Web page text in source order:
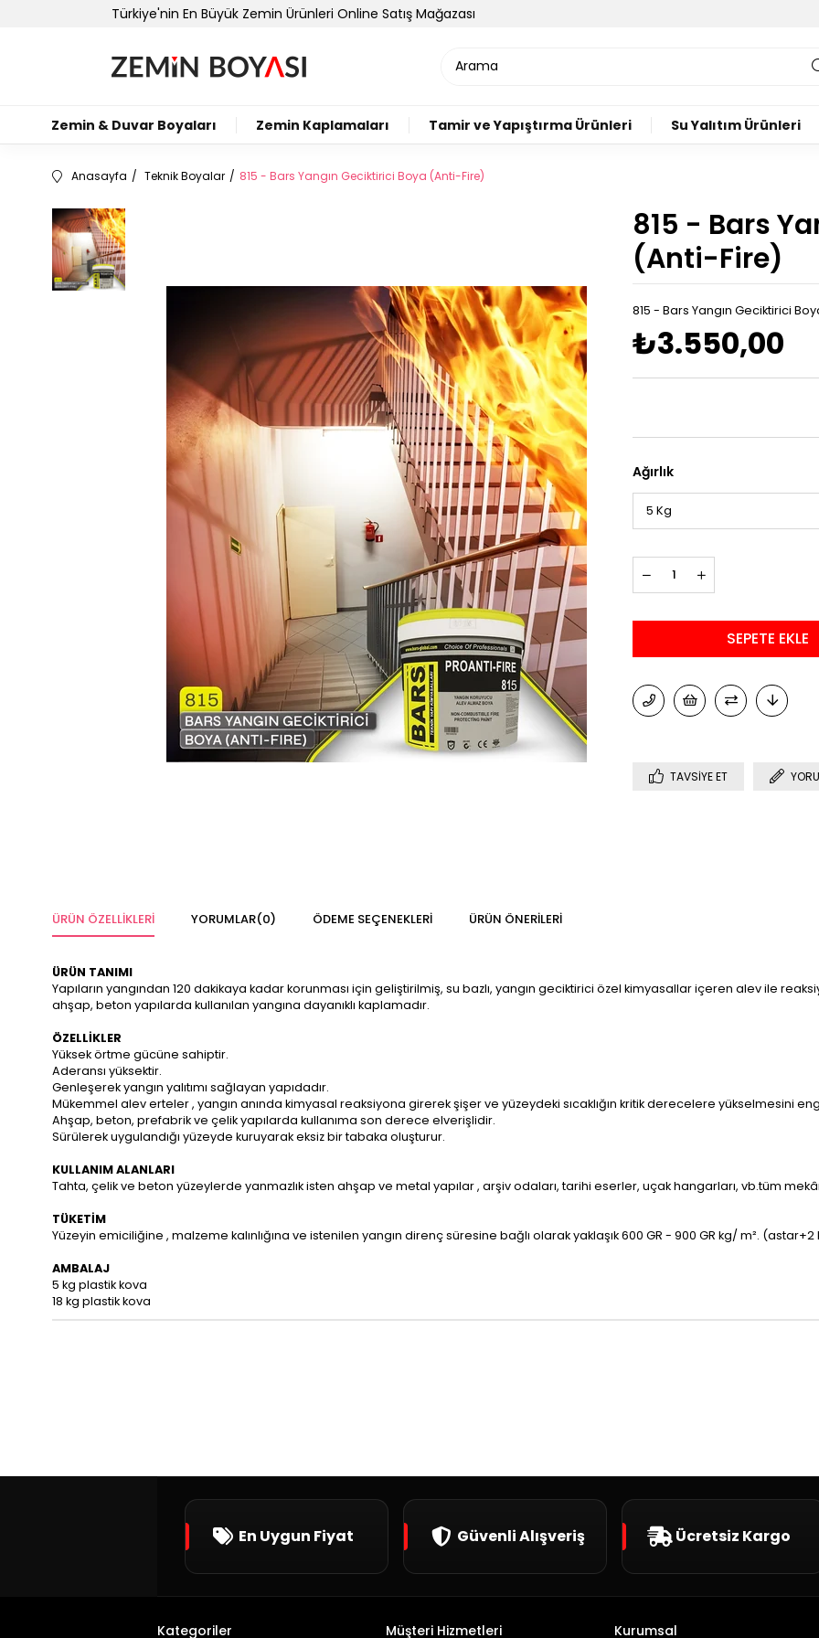
Türkiye'nin En Büyük Zemin Ürünleri Online Satış Mağazası
Zemin & Duvar Boyaları Zemin Kaplamaları Tamir ve Yapıştırma Ürünleri Su Yalıtım Ürünleri
Anasayfa Teknik Boyalar 815 - Bars Yangın Geciktirici Boya (Anti-Fire)
815 - Bars
(Anti-Fire)
815 - Bars Yangın Geciktirici
₺3.550,00
Ağırlık
TAVSIYE ET
ÜRÜN ÖZELLIKLERI YORUMLAR(0) ÖDEME SEÇENEKLERI ÜRÜN ÖNERILERI
ÜRÜN TANIMI
Yapıların yangından 120 dakikaya kadar korunması için geliştirilmiş, su bazlı, yangın geciktirici özel kimyasallar içeren alev ile
ahşap, beton yapılarda kullanılan yangına dayanıklı kaplamadır.
ÖZELLİKLER
Yüksek örtme gücüne sahiptir.
Aderansı yüksektir.
Genleşerek yangın yalıtımı sağlayan yapıdadır.
Mükemmel alev erteler , yangın anında kimyasal reaksiyona girerek şişer ve yüzeydeki sıcaklığın kritik derecelere yükselmesini
Ahşap, beton, prefabrik ve çelik yapılarda kullanıma son derece elverişlidir.
Sürülerek uygulandığı yüzeyde kuruyarak eksiz bir tabaka oluşturur.
KULLANIM ALANLARI
Tahta, çelik ve beton yüzeylerde yanmazlık isten ahşap ve metal yapılar , arşiv odaları, tarihi eserler, uçak hangarları, vb.tüm
TÜKETİM
Yüzeyin emiciliğine , malzeme kalınlığına ve istenilen yangın direnç süresine bağlı olarak yaklaşık 600 GR - 900 GR kg/ m². (astar+2
AMBALAJ
5 kg plastik kova
18 kg plastik kova
En Uygun Fiyat Güvenli Alışveriş Ücretsiz Kargo
Kategoriler Müşteri Hizmetleri Kurumsal